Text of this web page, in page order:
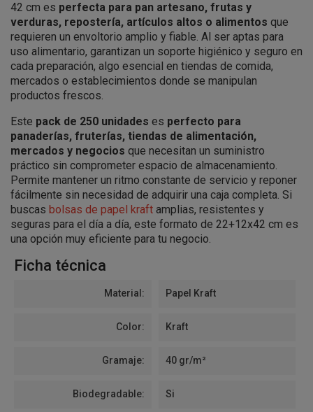
42 cm es perfecta para pan artesano, frutas y
verduras, repostería, artículos altos o alimentos que
requieren un envoltorio amplio y fiable. Al ser aptas para
uso alimentario, garantizan un soporte higiénico y seguro en
cada preparación, algo esencial en tiendas de comida,
mercados o establecimientos donde se manipulan
productos frescos.
Este pack de 250 unidades es perfecto para
panaderías, fruterías, tiendas de alimentación,
mercados y negocios que necesitan un suministro
práctico sin comprometer espacio de almacenamiento.
Permite mantener un ritmo constante de servicio y reponer
fácilmente sin necesidad de adquirir una caja completa. Si
buscas bolsas de papel kraft amplias, resistentes y
seguras para el día a día, este formato de 22+12x42 cm es
una opción muy eficiente para tu negocio.
Ficha técnica
Material: Papel Kraft
Color: Kraft
Gramaje: 40 gr/m²
Biodegradable: Si